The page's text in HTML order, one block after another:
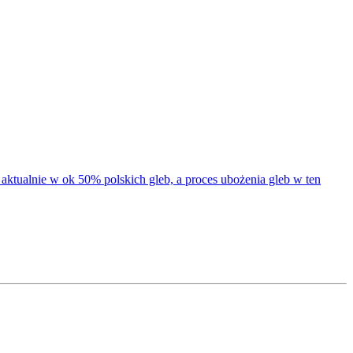
w ok 50% polskich gleb, a proces ubożenia gleb w ten